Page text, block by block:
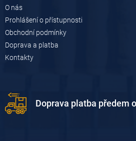
O nás
Prohlášení o přístupnosti
Obchodní podmínky
Doprava a platba
Kontakty
Doprava platba předem